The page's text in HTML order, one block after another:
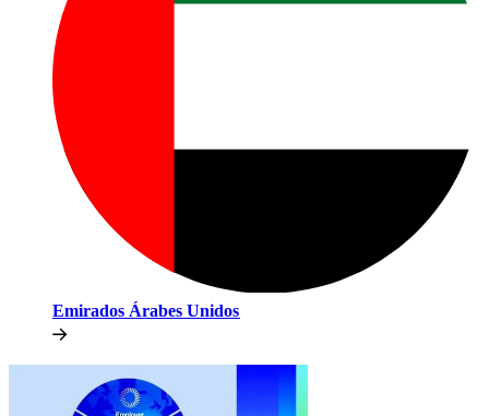
Emirados Árabes Unidos​​